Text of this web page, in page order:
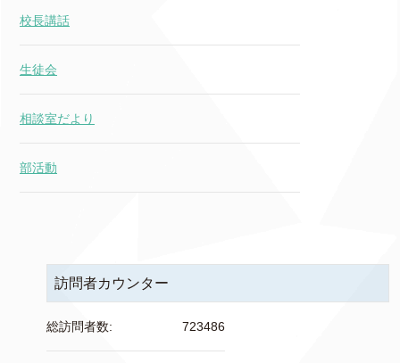
校長講話
生徒会
相談室だより
部活動
訪問者カウンター
723486
総訪問者数: